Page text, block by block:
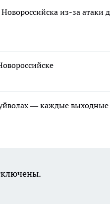
из-за атаки
— каждые выходные